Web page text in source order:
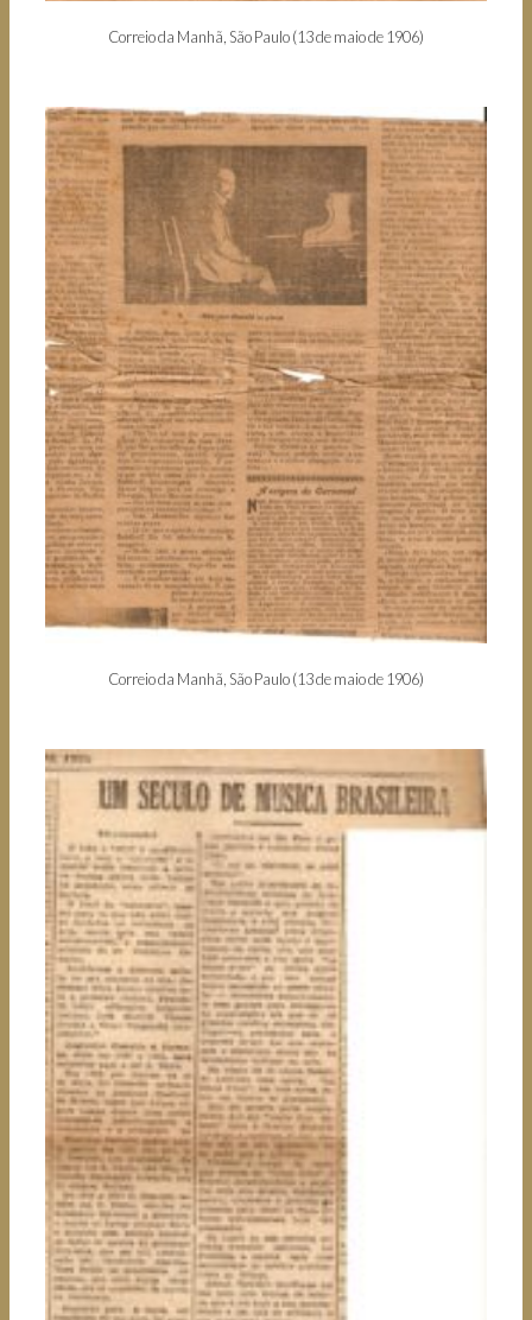
Correio da Manhã, São Paulo (13 de maio de 1906)
Correio da Manhã, São Paulo (13 de maio de 1906)